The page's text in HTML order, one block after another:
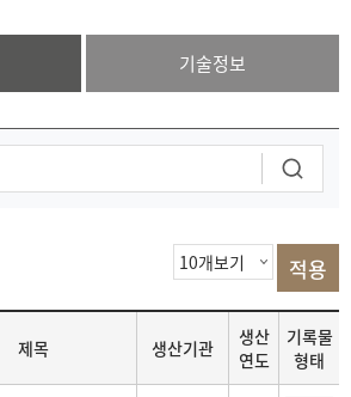
기술정보
제목 생산기관
생산
연도
기록물
형태